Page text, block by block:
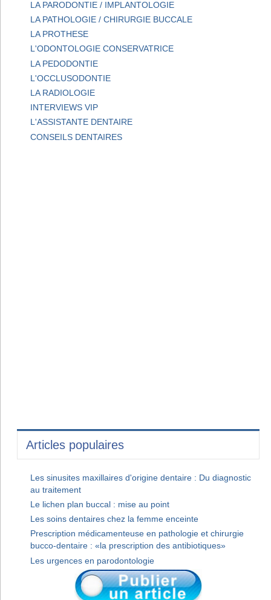
LA PARODONTIE / IMPLANTOLOGIE
LA PATHOLOGIE / CHIRURGIE BUCCALE
LA PROTHESE
L'ODONTOLOGIE CONSERVATRICE
LA PEDODONTIE
L'OCCLUSODONTIE
LA RADIOLOGIE
INTERVIEWS VIP
L'ASSISTANTE DENTAIRE
CONSEILS DENTAIRES
Articles populaires
Les sinusites maxillaires d'origine dentaire : Du diagnostic
au traitement
Le lichen plan buccal : mise au point
Les soins dentaires chez la femme enceinte
Prescription médicamenteuse en pathologie et chirurgie
bucco-dentaire : «la prescription des antibiotiques»
Les urgences en parodontologie